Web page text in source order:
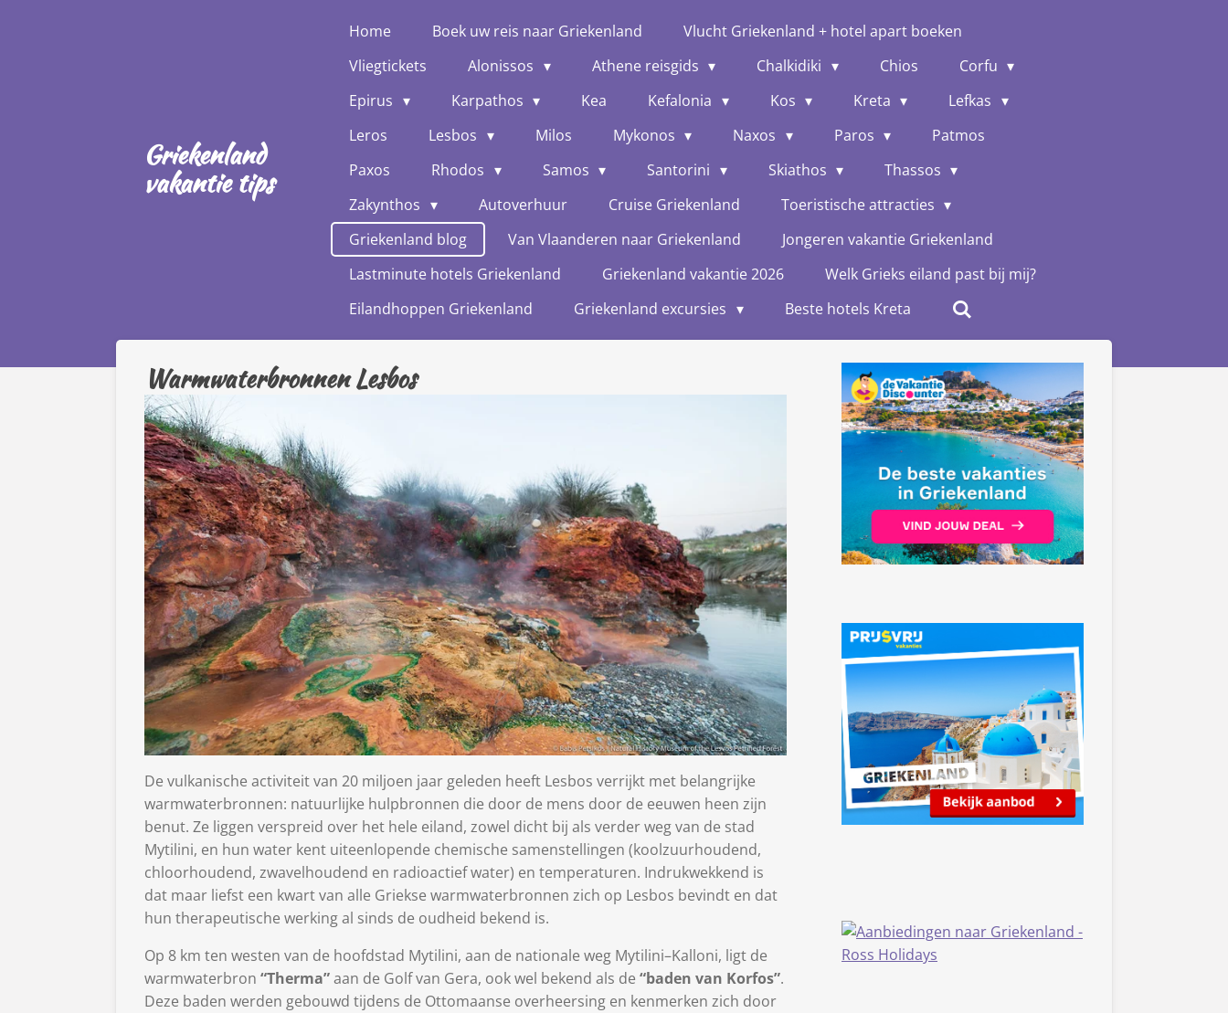
Griekenland
vakantie tips
Home Boek uw reis naar Griekenland
Vlucht Griekenland + hotel apart boeken
Vliegtickets
Alonissos Athene reisgids Chalkidiki Chios
Corfu
Epirus
Karpathos Kea Kefalonia Kos Kreta
Lefkas
Leros
Lesbos Milos Mykonos Naxos Paros
Patmos
Paxos
Rhodos Samos Santorini Skiathos
Thassos
Zakynthos
Autoverhuur Cruise Griekenland
Toeristische attracties
Griekenland blog
Van Vlaanderen naar Griekenland
Jongeren vakantie Griekenland
Lastminute hotels Griekenland
Griekenland vakantie 2026
Welk Grieks eiland past bij mij?
Eilandhoppen Griekenland
Griekenland excursies Beste hotels Kreta
Warmwaterbronnen Lesbos
De vulkanische activiteit van 20 miljoen jaar geleden heeft Lesbos verrijkt met belangrijke
warmwaterbronnen: natuurlijke hulpbronnen die door de mens door de eeuwen heen zijn
benut. Ze liggen verspreid over het hele eiland, zowel dicht bij als verder weg van de stad
Mytilini, en hun water kent uiteenlopende chemische samenstellingen (koolzuurhoudend,
chloorhoudend, zwavelhoudend en radioactief water) en temperaturen. Indrukwekkend is
dat maar liefst een kwart van alle Griekse warmwaterbronnen zich op Lesbos bevindt en dat
hun therapeutische werking al sinds de oudheid bekend is.
Op 8 km ten westen van de hoofdstad Mytilini, aan de nationale weg Mytilini–Kalloni, ligt de
warmwaterbron “Therma”aan de Golf van Gera, ook wel bekend als de “baden van Korfos”.
Deze baden werden gebouwd tijdens de Ottomaanse overheersing en kenmerken zich door